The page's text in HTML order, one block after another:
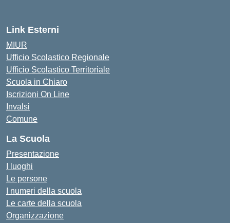
Link Esterni
MIUR
Ufficio Scolastico Regionale
Ufficio Scolastico Territoriale
Scuola in Chiaro
Iscrizioni On Line
Invalsi
Comune
La Scuola
Presentazione
I luoghi
Le persone
I numeri della scuola
Le carte della scuola
Organizzazione